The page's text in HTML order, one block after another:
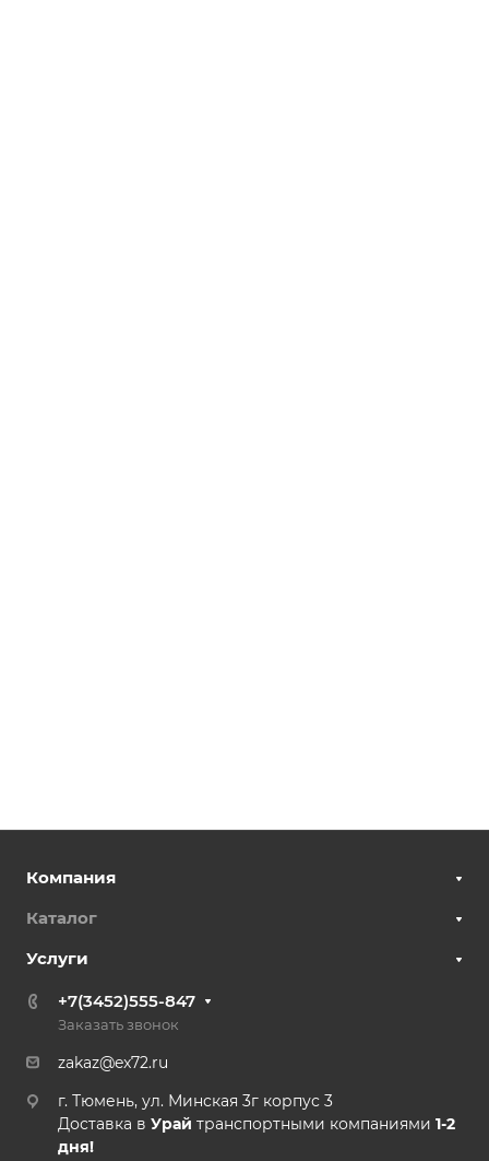
Компания
Каталог
Услуги
+7(3452)555-847
Заказать звонок
zakaz@ex72.ru
г. Тюмень, ул. Минская 3г корпус 3
Доставка в Урай транспортными компаниями 1-2
дня!